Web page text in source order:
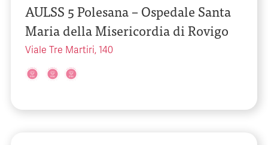
AULSS 5 Polesana – Ospedale Santa
Maria della Misericordia di Rovigo
Viale Tre Martiri, 140